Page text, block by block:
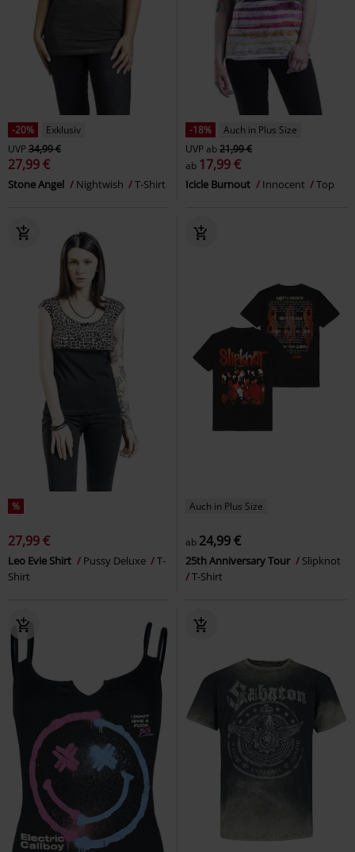
-20%
Exklusiv
UVP34,99 €
27,99 €
Stone Angel Nightwish T-Shirt
-18%
Auch in Plus Size
UVPab21,99 €
ab 17,99 €
Icicle Burnout Innocent Top
%
27,99 €
Leo Evie Shirt Pussy Deluxe
T-
Shirt
Auch in Plus Size
ab 24,99 €
25th Anniversary Tour
Slipknot
T-Shirt